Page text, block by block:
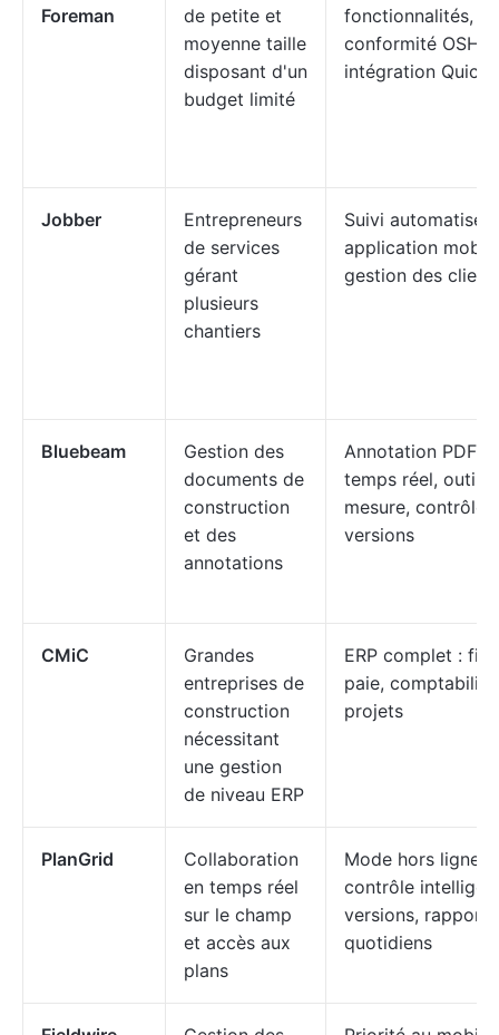
Foreman
de petite et
moyenne taille
disposant d'un
budget limité
fonctionnalités,
conformité OSHA,
intégration
Jobber
Entrepreneurs
de services
gérant
plusieurs
chantiers
Suivi automatisé,
application
gestion des
Bluebeam
Gestion des
documents de
construction
et des
annotations
Annotation PDF
temps réel, outils
mesure, contrôle
versions
CMiC
Grandes
entreprises de
construction
nécessitant
une gestion
de niveau ERP
ERP complet :
paie,
projets
PlanGrid
Collaboration
en temps réel
sur le champ
et accès aux
plans
Mode hors ligne,
contrôle
versions, rapports
quotidiens